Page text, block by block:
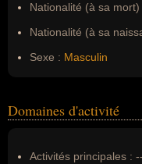
Nationalité (à sa mort)
Nationalité (à sa
Sexe : Masculin
Domaines d'activité
Activités principales : --